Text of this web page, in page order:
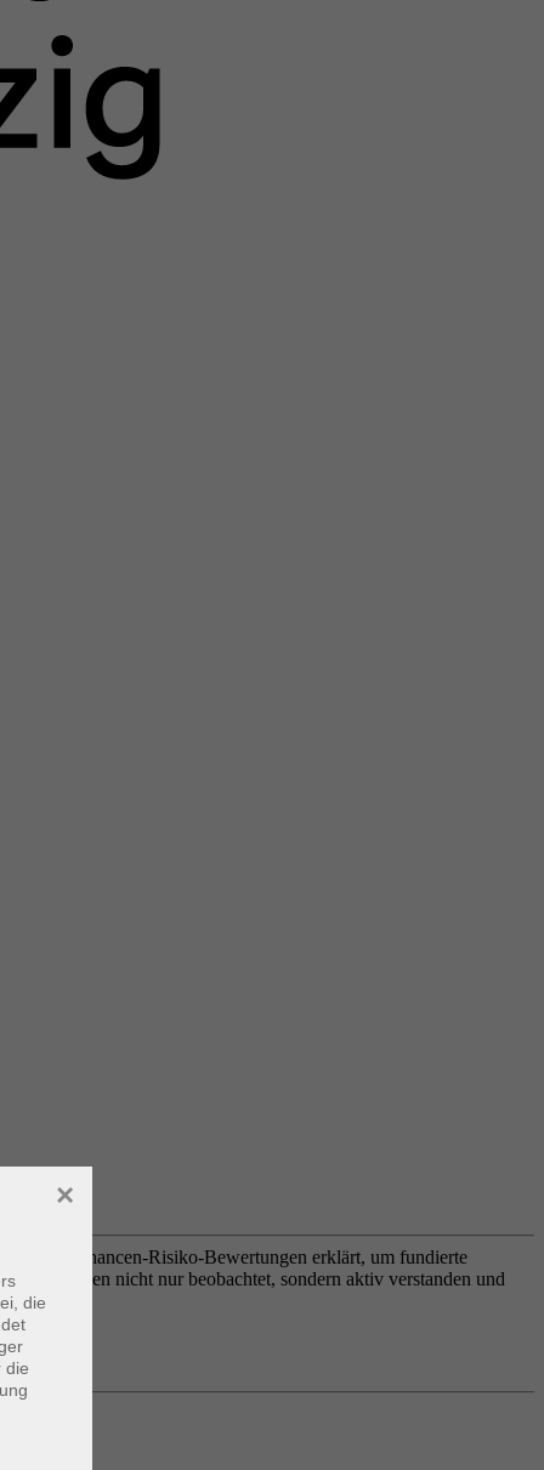
und Chancen-Risiko-Bewertungen erklärt, um fundierte
Aktien nicht nur beobachtet, sondern aktiv verstanden und
die
die
×